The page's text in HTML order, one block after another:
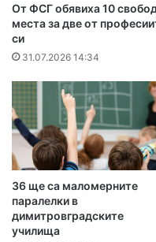
От ФСГ обявиха 10
места за две от
си
31.07.2026 14:34
36 ще са маломерните
паралелки в
димитровградските
училища